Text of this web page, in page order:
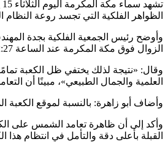
الظواهر الفلكية التي تجسد روعة النظام
وأوضح رئيس الجمعية الفلكية بجدة
الزوال فوق مكة المكرمة عند الساعة 12:27 ظهرًا بتوقيت مكة (9:27 صباحًا بتوقيت غرينتش)، وتصل في تلك اللحظة إلى ذروتها فوق الكعبة المشرفة حيث تتعامد عليها مباشرة بزاوية ارتفاع تقارب 89.5 درجة.
وقال: «نتيجة لذلك يختفي ظل الكعبة
العلمية والجمال الطبيعي»، مبينًا
وأضاف أبو زاهرة: بالنسبة لموقع الكعبة
وأكد إلى أن ظاهرة تعامد الشمس على
القبلة بأعلى دقة والتأمل في انتظام هذا